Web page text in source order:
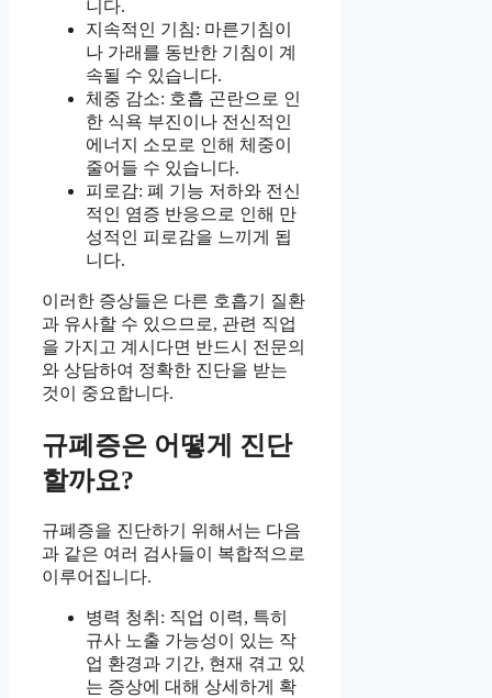
니다.
지속적인 기침: 마른기침이
나 가래를 동반한 기침이 계
속될 수 있습니다.
체중 감소: 호흡 곤란으로 인
한 식욕 부진이나 전신적인
에너지 소모로 인해 체중이
줄어들 수 있습니다.
피로감: 폐 기능 저하와 전신
적인 염증 반응으로 인해 만
성적인 피로감을 느끼게 됩
니다.
이러한 증상들은 다른 호흡기 질환
과 유사할 수 있으므로, 관련 직업
을 가지고 계시다면 반드시 전문의
와 상담하여 정확한 진단을 받는
것이 중요합니다.
규폐증은 어떻게 진단
할까요?
규폐증을 진단하기 위해서는 다음
과 같은 여러 검사들이 복합적으로
이루어집니다.
병력 청취: 직업 이력, 특히
규사 노출 가능성이 있는 작
업 환경과 기간, 현재 겪고 있
는 증상에 대해 상세하게 확